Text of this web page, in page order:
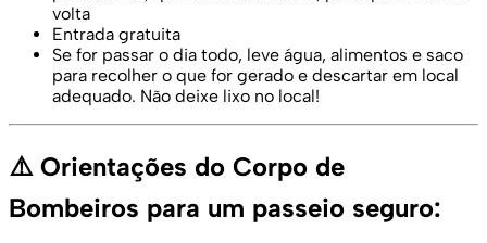
volta
Entrada gratuita
Se for passar o dia todo, leve água, alimentos e saco
para recolher o que for gerado e descartar em local
adequado. Não deixe lixo no local!
⚠️ Orientações do Corpo de
Bombeiros para um passeio seguro: